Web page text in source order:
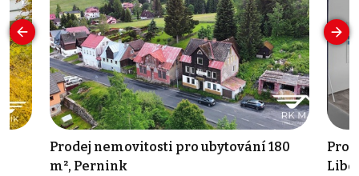
Prodej nemovitosti pro ubytování 180
m², Pernink